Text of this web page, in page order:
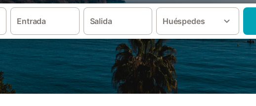
Entrada Salida Huéspedes